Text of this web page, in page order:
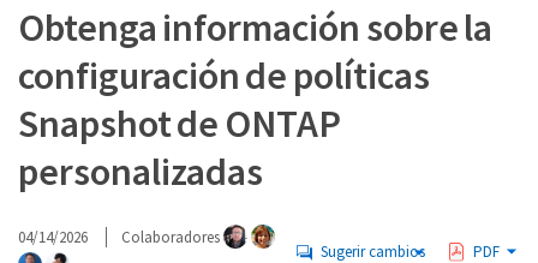
Obtenga información sobre la
configuración de políticas
Snapshot de ONTAP
personalizadas
04/14/2026 Colaboradores
Sugerir cambios PDF